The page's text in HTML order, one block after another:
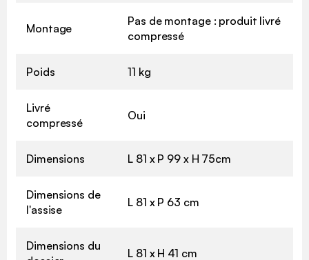
Montage
Pas de montage : produit livré
compressé
Poids 11 kg
Livré
compressé
Oui
Dimensions L 81 x P 99 x H 75cm
Dimensions de
l'assise
L 81 x P 63 cm
Dimensions du
L 81 x H 41 cm